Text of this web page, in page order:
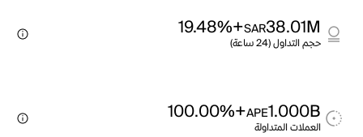
38.01M
SAR
+19.48%
حجم التداول (24 ساعة)
1.000B
APE
+100.00%
العملات المتداولة